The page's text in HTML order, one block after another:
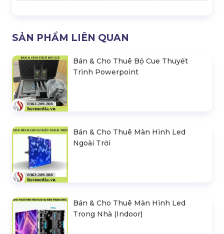
SẢN PHẨM LIÊN QUAN
Bán & Cho Thuê Bộ Cue Thuyết
Trình Powerpoint
Bán & Cho Thuê Màn Hình Led
Ngoài Trời
Bán & Cho Thuê Màn Hình Led
Trong Nhà (Indoor)